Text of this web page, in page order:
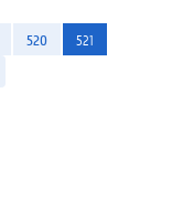
520
521